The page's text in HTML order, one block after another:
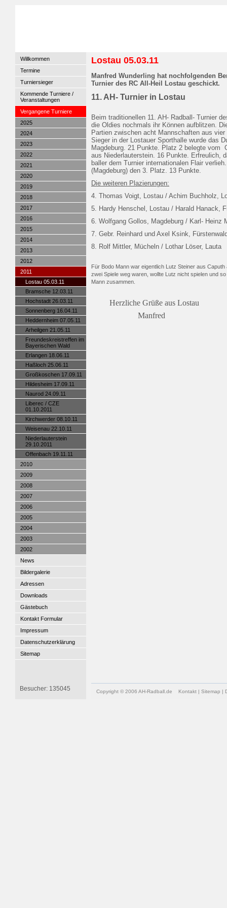
Willkommen
Termine
Turniersieger
Kommende Turniere /
Veranstaltungen
Vergangene Turniere
2025
2024
2023
2022
2021
2020
2019
2018
2017
2016
2015
2014
2013
2012
2011
Lostau 05.03.11
Bramsche 12.03.11
Hochstadt 26.03.11
Sonnenberg 16.04.11
Heddernheim 07.05.11
Arheilgen 21.05.11
Freundeskreistreffen im
Bayerischen Wald
Erlangen 18.06.11
Haßloch 25.06.11
Großkoschen 17.09.11
Hildesheim 17.09.11
Naurod 24.09.11
Liberec / CZE
01.10.2011
Kirchwerder 08.10.11
Weisenau 22.10.11
Niederlauterstein
29.10.2011
Offenbach 19.11.11
2010
2009
2008
2007
2006
2005
2004
2003
2002
News
Bildergalerie
Adressen
Downloads
Gästebuch
Kontakt Formular
Impressum
Datenschutzerklärung
Sitemap
Lostau 05.03.11
Manfred Wunderling hat nochfolgenden
Turnier des RC All-Heil Lostau geschickt.
11. AH- Turnier in Lostau
Beim traditionellen 11. AH- Radball- Turnier
die Oldies nochmals ihr Können aufblitzen.
Partien zwischen acht Mannschaften aus
Sieger in der Lostauer Sporthalle wurde das
Magdeburg. 21 Punkte. Platz 2 belegte vom
aus Niederlauterstein. 16 Punkte. Erfreulich,
baller dem Turnier internationalen Flair
(Magdeburg) den 3.
Die weiteren Plazierungen:
4. Thomas Voigt, Lostau / Achim
5. Hardy Henschel, Lostau /
6. Wolfgang Gollos, Magdeburg / Karl-
7. Gebr. Reinhard und Axel
8. Rolf Mittler, Mücheln / Lothar
Für Bodo Mann war eigentlich Lutz Steiner aus
zwei Spiele weg waren, wollte Lutz nicht spielen und
Mann zusammen.
Herzliche Grüße aus Lostau
Besucher: 135045 Copyright © 2006 AH-Radball.de Kontakt | Sitemap |